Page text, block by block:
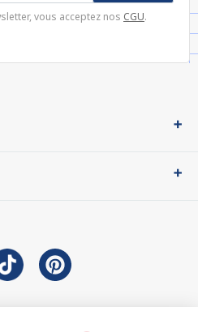
vous acceptez nos CGU.